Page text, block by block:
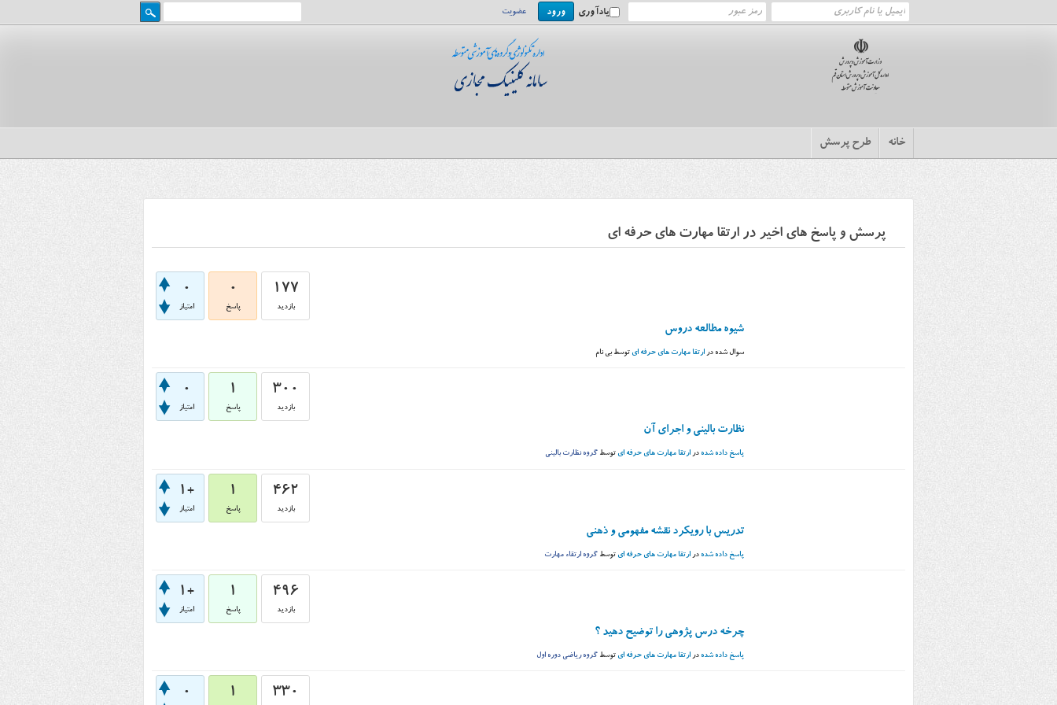
یادآوری عضویت
خانه طرح پرسش
پرسش و پاسخ های اخیر در ارتقا مهارت های حرفه ای
0
امتیاز
0
پاسخ
177
بازدید
شیوه مطالعه دروس
سوال شده در ارتقا مهارت های حرفه ای توسطبی نام
0
امتیاز
1
پاسخ
300
بازدید
نظارت بالینی و اجرای آن
پاسخ داده شده درارتقا مهارت های حرفه ای توسط گروه نظارت بالینی
+1
امتیاز
1
پاسخ
462
بازدید
تدریس با رویکرد نقشه مفهومی و ذهنی
پاسخ داده شده در ارتقا مهارت های حرفه ای توسط گروه ارتقاء مهارت
+1
امتیاز
1
پاسخ
496
بازدید
چرخه درس پژوهی را توضیح دهید ؟
پاسخ داده شده در ارتقا مهارت های حرفه ای توسط گروه ریاضی دوره اول
0 1 330